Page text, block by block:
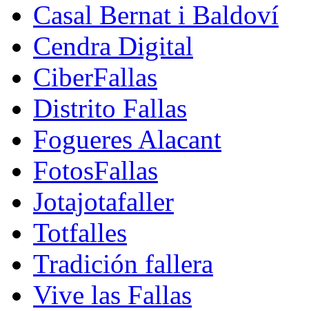
Casal Bernat i Baldoví
Cendra Digital
CiberFallas
Distrito Fallas
Fogueres Alacant
FotosFallas
Jotajotafaller
Totfalles
Tradición fallera
Vive las Fallas